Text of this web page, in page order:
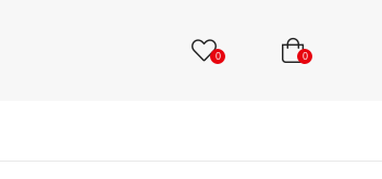
0 0